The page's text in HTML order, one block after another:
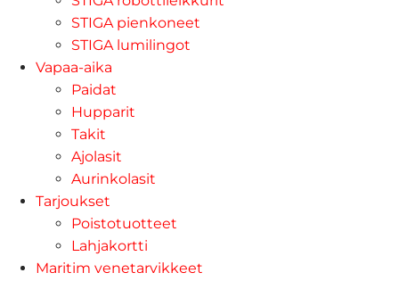
STIGA pienkoneet
STIGA lumilingot
Vapaa-aika
Paidat
Hupparit
Takit
Ajolasit
Aurinkolasit
Tarjoukset
Poistotuotteet
Lahjakortti
Maritim venetarvikkeet